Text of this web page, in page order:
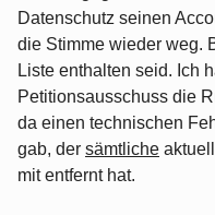
Datenschutz seinen
die Stimme wieder weg.
Liste enthalten seid. Ich
Petitionsausschuss die
da einen technischen
gab, der sämtliche
mit entfernt hat.